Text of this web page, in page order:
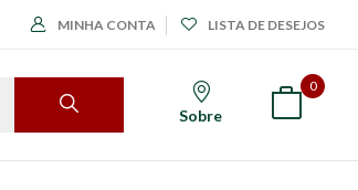
MINHA CONTA LISTA DE DESEJOS
Sobre
0